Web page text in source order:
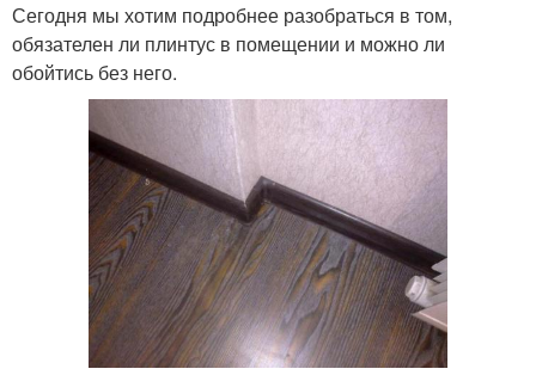
Сегодня мы хотим подробнее разобраться в том,
обязателен ли плинтус в помещении и можно ли
обойтись без него.